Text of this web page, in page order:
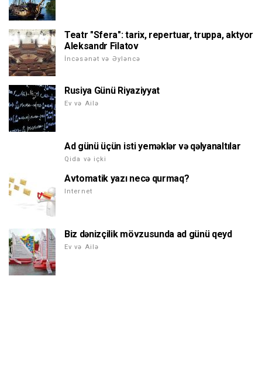
Teatr "Sfera": tarix, repertuar, truppa, aktyor
Aleksandr Filatov
İncəsənət və Əyləncə
Rusiya Günü Riyaziyyat
Ev və Ailə
Ad günü üçün isti yeməklər və qəlyanaltılar
Qida və içki
Avtomatik yazı necə qurmaq?
Internet
Biz dənizçilik mövzusunda ad günü qeyd
Ev və Ailə